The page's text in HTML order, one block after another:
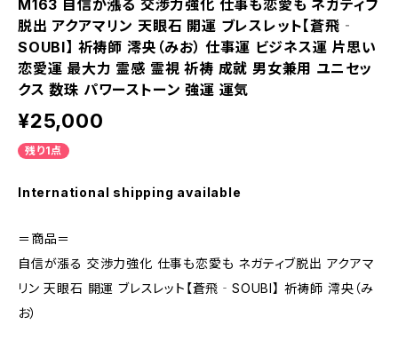
M163 自信が漲る 交渉力強化 仕事も恋愛も ネガティブ
脱出 アクアマリン 天眼石 開運 ブレスレット【蒼飛‐
SOUBI】 祈祷師 澪央（みお） 仕事運 ビジネス運 片思い
恋愛運 最大力 霊感 霊視 祈祷 成就 男女兼用 ユニセッ
クス 数珠 パワーストーン 強運 運気
¥25,000
残り1点
International shipping available
＝商品＝
自信が漲る 交渉力強化 仕事も恋愛も ネガティブ脱出 アクアマ
リン 天眼石 開運 ブレスレット【蒼飛‐SOUBI】 祈祷師 澪央（み
お）